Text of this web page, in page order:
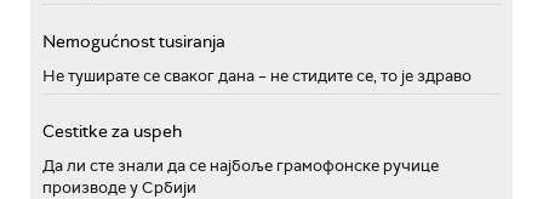
Nemogućnost tusiranja
Не туширате се сваког дана – не стидите се, то је здраво
Cestitke za uspeh
Да ли сте знали да се најбоље грамофонске ручице
производе у Србији